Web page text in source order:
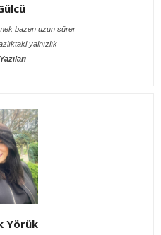
bazen uzun sürer
yalnızlık
Yörük